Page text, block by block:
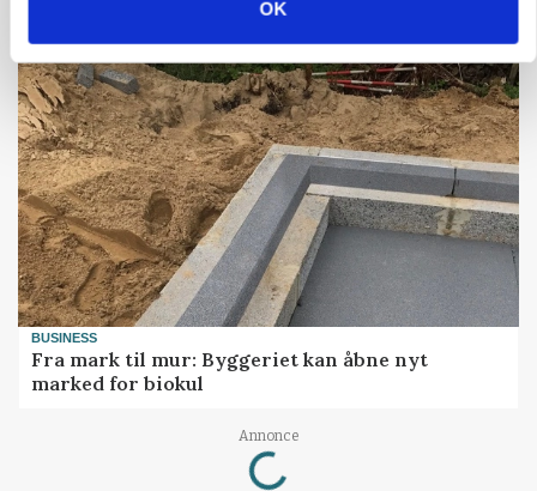
OK
BUSINESS
Fra mark til mur: Byggeriet kan åbne nyt
marked for biokul
Annonce
Loading...